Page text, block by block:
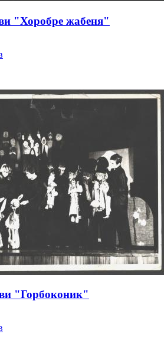
"Хоробре жабеня"
"Горбоконик"